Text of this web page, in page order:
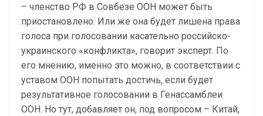
– членство РФ в Совбезе ООН может быть
приостановлено. Или же она будет лишена права
голоса при голосовании касательно российско-
украинского «конфликта», говорит эксперт. По
его мнению, именно это можно, в соответствии с
уставом ООН попытать достичь, если будет
результативное голосовании в Генассамблеи
ООН. Но тут, добавляет он, под вопросом – Китай,